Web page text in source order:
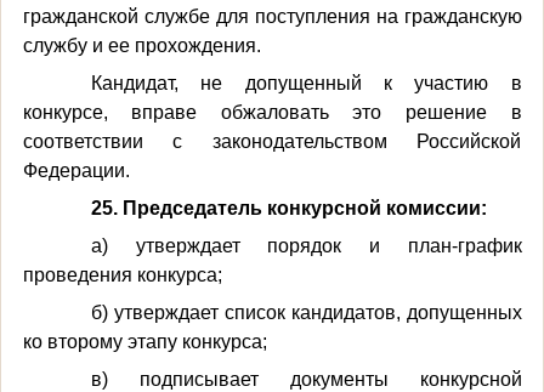
гражданской службе для поступления на гражданскую
службу и ее прохождения.
Кандидат, не допущенный к участию в
конкурсе, вправе обжаловать это решение в
соответствии с законодательством Российской
Федерации.
25. Председатель конкурсной комиссии:
а) утверждает порядок и план-график
проведения конкурса;
б) утверждает список кандидатов, допущенных
ко второму этапу конкурса;
в) подписывает документы конкурсной